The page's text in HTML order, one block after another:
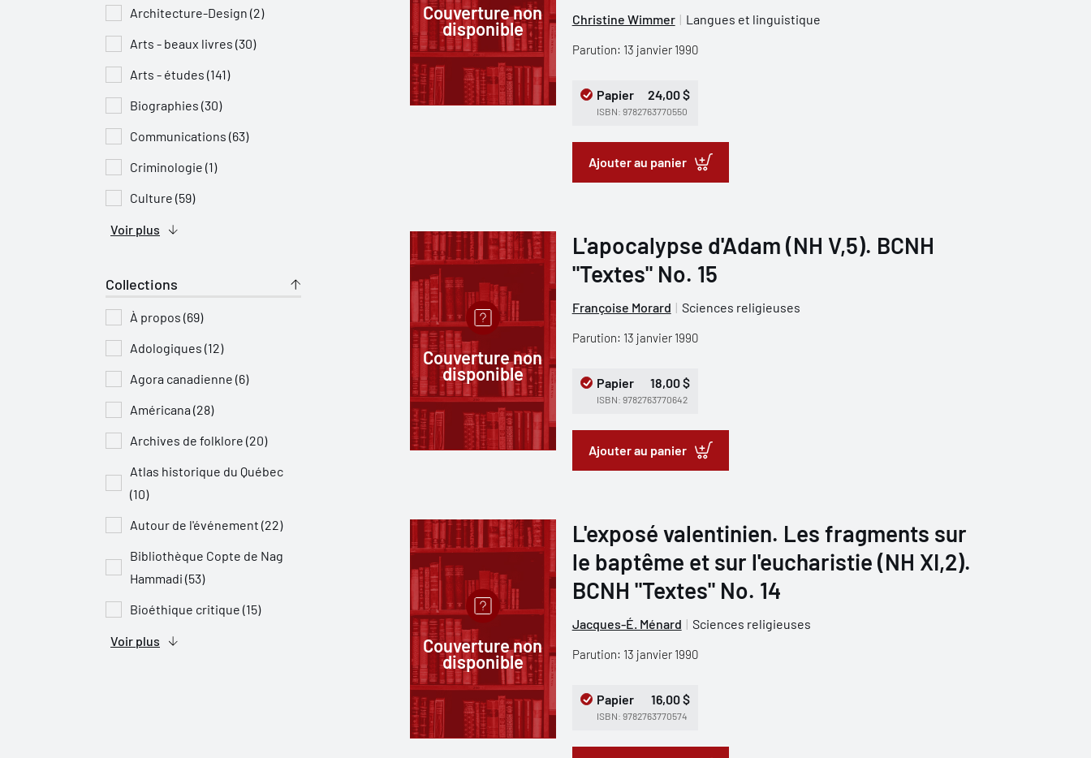
Architecture-Design (2)
Arts - beaux livres (30)
Arts - études (141)
Biographies (30)
Communications (63)
Criminologie (1)
Culture (59)
Voir plus
Collections
À propos (69)
Adologiques (12)
Agora canadienne (6)
Américana (28)
Archives de folklore (20)
Atlas historique du Québec
(10)
Autour de l'événement (22)
Bibliothèque Copte de Nag
Hammadi (53)
Bioéthique critique (15)
Voir plus
Couverture non
disponible Christine Wimmer Langues et linguistique
Parution: 13 janvier 1990
Papier 24,00 $
ISBN: 9782763770550
Ajouter au panier
Couverture non
disponible
L'apocalypse d'Adam (NH V,5). BCNH
"Textes" No. 15
Françoise Morard Sciences religieuses
Parution: 13 janvier 1990
Papier 18,00 $
ISBN: 9782763770642
Ajouter au panier
Couverture non
disponible
L'exposé valentinien. Les fragments sur
le baptême et sur l'eucharistie (NH XI,2).
BCNH "Textes" No. 14
Jacques-É. Ménard Sciences religieuses
Parution: 13 janvier 1990
Papier 16,00 $
ISBN: 9782763770574